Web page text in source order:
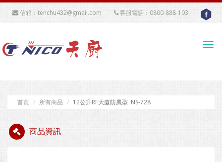
信箱：tenchu432@gmail.com 客服電話：0800-888-103
首頁 所有商品 12公升RF大廈防風型 NS-728
商品資訊